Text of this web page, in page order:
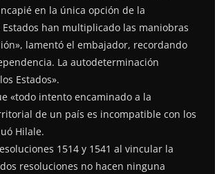
en la única opción de la
han multiplicado las maniobras
lamentó el embajador, recordando
La autodeterminación
Estados».
«todo intento encaminado a la
de un país es incompatible con los
Hilale.
1514 y 1541 al vincular la
resoluciones no hacen ninguna